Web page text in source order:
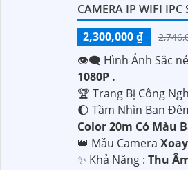
CAMERA IP WIFI IPC
2,300,000 ₫
👁️‍🗨 Hình Ảnh Sắc
1080P .
🏆 Trang Bị Công
🌔 Tầm Nhìn Ban
Color 20m Có Màu
👑 Mẫu Camera
️✨ Khả Năng : Thu